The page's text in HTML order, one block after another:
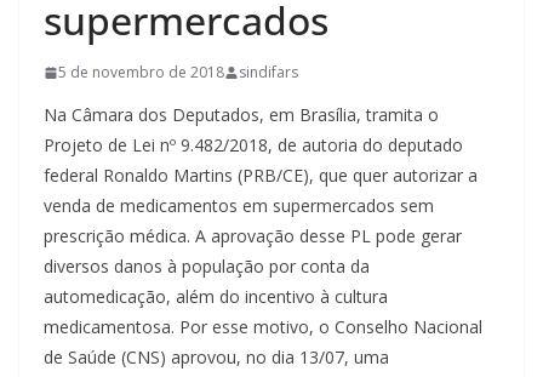
supermercados
5 de novembro de 2018 sindifars
Na Câmara dos Deputados, em Brasília, tramita o
Projeto de Lei nº 9.482/2018, de autoria do deputado
federal Ronaldo Martins (PRB/CE), que quer autorizar a
venda de medicamentos em supermercados sem
prescrição médica. A aprovação desse PL pode gerar
diversos danos à população por conta da
automedicação, além do incentivo à cultura
medicamentosa. Por esse motivo, o Conselho Nacional
de Saúde (CNS) aprovou, no dia 13/07, uma